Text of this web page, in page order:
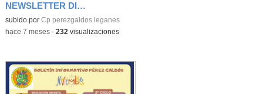
NEWSLETTER DICIEMBRE
subido por Cp perezgaldos leganes
-hace 7 meses- 232 visualizaciones